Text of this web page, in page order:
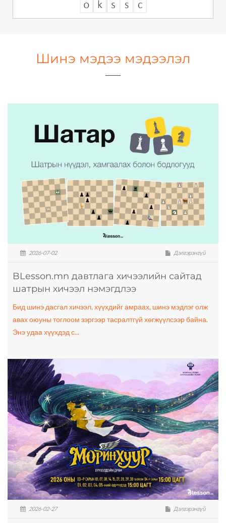
Шинэ мэдээ мэдээлэл
2026-07-02 Дэлгэрэнгүй
BLesson.mn давтлага хичээлийн сайтад
шатрын хичээл нэмэгдлээ
Бид шинэ дасгал хичээл, хүүхдийг амраах, шинэ мэдлэг олж
авах оюуны тоглоом зэргээр тасралтгүй хөгжүүлсээр байна.
Энэ удаа хүүхдэд с...
2026-02-27 Дэлгэрэнгүй